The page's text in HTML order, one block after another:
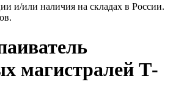
и/или наличия на складах в России.
магистралей Т-